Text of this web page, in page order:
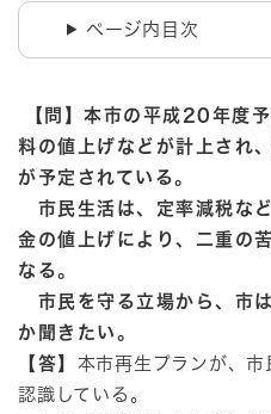
ページ内目次
【問】本市の平成20年度
料の値上げなどが計上され
が予定されている。
市民生活は、定率減税な
金の値上げにより、二重の
なる。
市民を守る立場から、市
か聞きたい。
【答】 本市再生プランが、
認識している。